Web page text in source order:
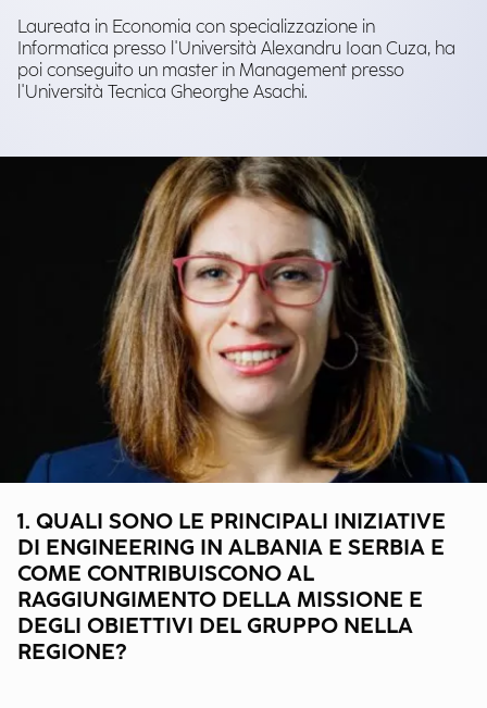
Laureata in Economia con specializzazione in
Informatica presso l'Università Alexandru Ioan Cuza, ha
poi conseguito un master in Management presso
l'Università Tecnica Gheorghe Asachi.
1. QUALI SONO LE PRINCIPALI INIZIATIVE
DI ENGINEERING IN ALBANIA E SERBIA E
COME CONTRIBUISCONO AL
RAGGIUNGIMENTO DELLA MISSIONE E
DEGLI OBIETTIVI DEL GRUPPO NELLA
REGIONE?